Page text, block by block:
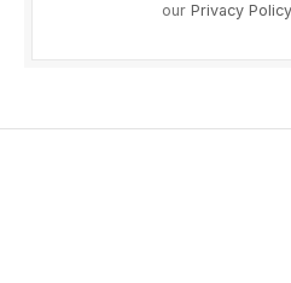
our Privacy Policy